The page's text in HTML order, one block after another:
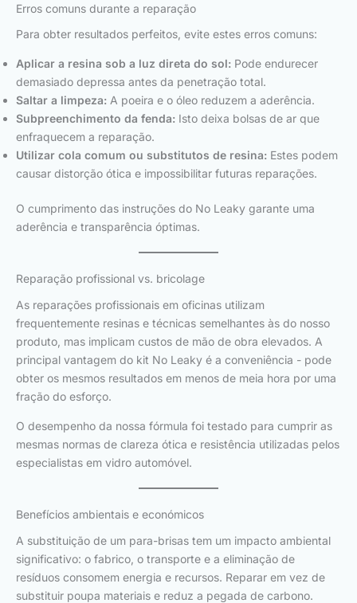
Erros comuns durante a reparação
Para obter resultados perfeitos, evite estes erros comuns:
Aplicar a resina sob a luz direta do sol: Pode endurecer
demasiado depressa antes da penetração total.
Saltar a limpeza: A poeira e o óleo reduzem a aderência.
Subpreenchimento da fenda: Isto deixa bolsas de ar que
enfraquecem a reparação.
Utilizar cola comum ou substitutos de resina: Estes podem
causar distorção ótica e impossibilitar futuras reparações.
O cumprimento das instruções do No Leaky garante uma
aderência e transparência óptimas.
Reparação profissional vs. bricolage
As reparações profissionais em oficinas utilizam
frequentemente resinas e técnicas semelhantes às do nosso
produto, mas implicam custos de mão de obra elevados. A
principal vantagem do kit No Leaky é a conveniência - pode
obter os mesmos resultados em menos de meia hora por uma
fração do esforço.
O desempenho da nossa fórmula foi testado para cumprir as
mesmas normas de clareza ótica e resistência utilizadas pelos
especialistas em vidro automóvel.
Benefícios ambientais e económicos
A substituição de um para-brisas tem um impacto ambiental
significativo: o fabrico, o transporte e a eliminação de
resíduos consomem energia e recursos. Reparar em vez de
substituir poupa materiais e reduz a pegada de carbono.